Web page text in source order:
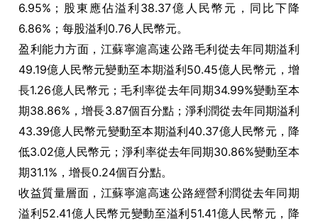
6.95%；股東應佔溢利38.37億人民幣元，同比下降
6.86%；每股溢利0.76人民幣元。
盈利能力方面，江蘇寧滬高速公路毛利從去年同期溢利
49.19億人民幣元變動至本期溢利50.45億人民幣元，增
長1.26億人民幣元；毛利率從去年同期34.99%變動至本
期38.86%，增長3.87個百分點；淨利潤從去年同期溢利
43.39億人民幣元變動至本期溢利40.37億人民幣元，降
低3.02億人民幣元；淨利率從去年同期30.86%變動至本
期31.1%，增長0.24個百分點。
收益質量層面，江蘇寧滬高速公路經營利潤從去年同期
溢利52.41億人民幣元變動至溢利51.41億人民幣元，降